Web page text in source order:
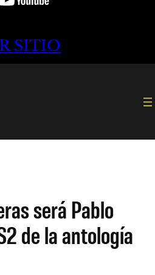
SITIO
será Pablo
de la antología